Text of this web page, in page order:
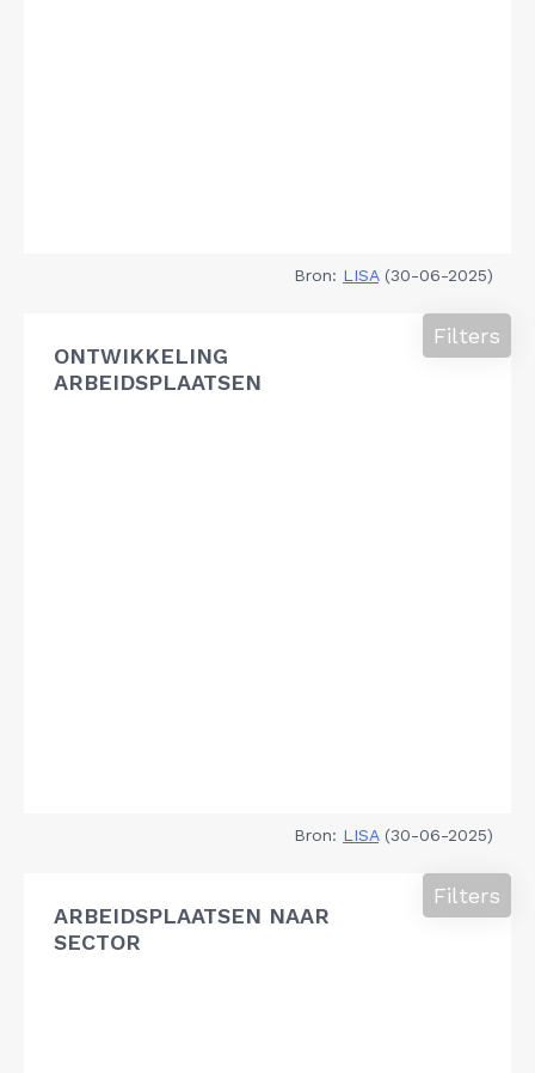
Bron: LISA(30-06-2025)
ONTWIKKELING
ARBEIDSPLAATSEN
Filters
Bron: LISA(30-06-2025)
ARBEIDSPLAATSEN NAAR
SECTOR
Filters